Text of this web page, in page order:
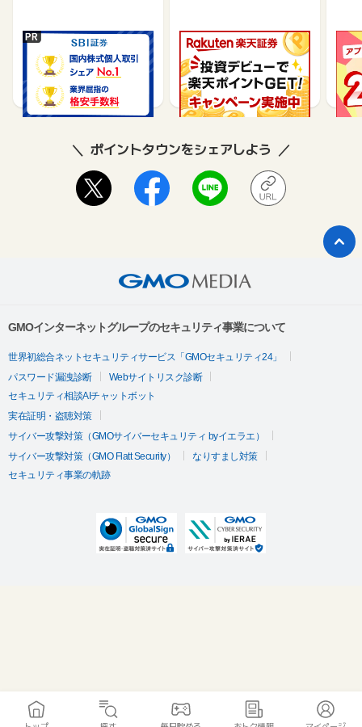
最新のキャンペーンにつきましては、広告主様の公式サイトよ
りご確認ください。
※本広告は以下に関する調査依頼を一切お受けできません。
ポイントタウンサポートでも対応いたしかねますので、ご了承
・獲得予定ポイントに反映されない
・非承認理由
※ポイントに関するお問い合わせは、ポイントタウンのサポート
までお問い合わせください。ポイントについて、広告主に直接
SBI証券【新規口座開設
完了】
9,565 17,000
楽天証券【総合口座開設
完了】
7,500
【
行】
ポイントタウンをシェアしよう
GMOインターネットグループのセキュリティ事業について
世界初総合ネットセキュリティサービス「GMOセキュリティ24」
パスワード漏洩診断
Webサイトリスク診断
セキュリティ相談AIチャットボット
実在証明・盗聴対策
サイバー攻撃対策（GMOサイバーセキュリティ byイエラエ）
サイバー攻撃対策（GMO Flatt Security）
なりすまし対策
セキュリティ事業の軌跡